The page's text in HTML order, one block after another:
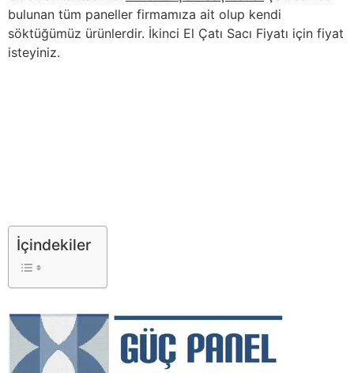
bulunan tüm paneller firmamıza ait olup kendi
söktüğümüz ürünlerdir. İkinci El Çatı Sacı Fiyatı için fiyat
isteyiniz.
İçindekiler